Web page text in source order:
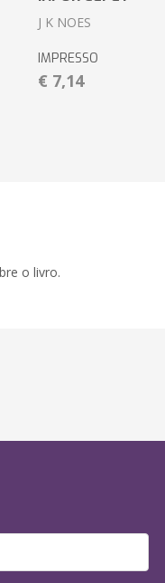
J K NOES
IMPRESSO
€ 7,14
o livro.